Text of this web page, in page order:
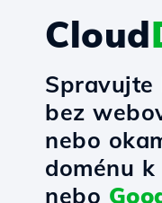
Cloud
Spravujte
bez
nebo
doménu k
nebo